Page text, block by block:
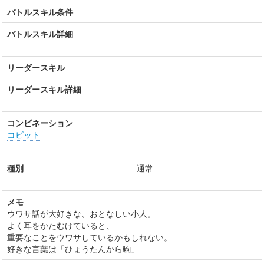
バトルスキル条件
バトルスキル詳細
リーダースキル
リーダースキル詳細
コンビネーション
コビット
種別 通常
メモ
ウワサ話が大好きな、おとなしい小人。
よく耳をかたむけていると、
重要なことをウワサしているかもしれない。
好きな言葉は「ひょうたんから駒」